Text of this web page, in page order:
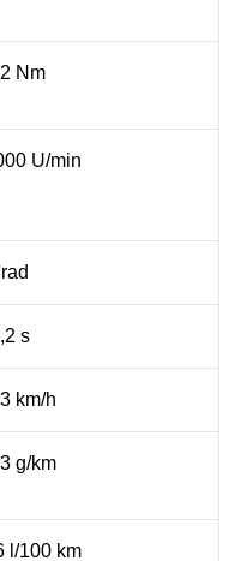
Nm
U/min
s
km/h
g/km
l/100 km